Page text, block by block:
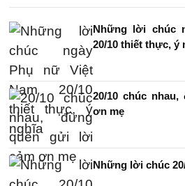
Những lời chúc
20/10 thiết thực, ý
20/10 chúc
ơn mẹ
Những lời chúc